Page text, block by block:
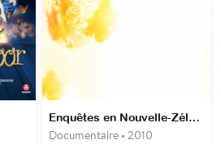
Enquêtes en Nouvelle-Zélande
Documentaire • 2010